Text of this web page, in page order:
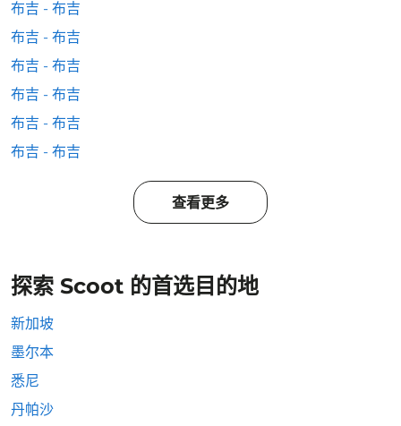
布吉 - 布吉
布吉 - 布吉
布吉 - 布吉
布吉 - 布吉
布吉 - 布吉
布吉 - 布吉
查看更多
探索 Scoot 的首选目的地
新加坡
墨尔本
悉尼
丹帕沙